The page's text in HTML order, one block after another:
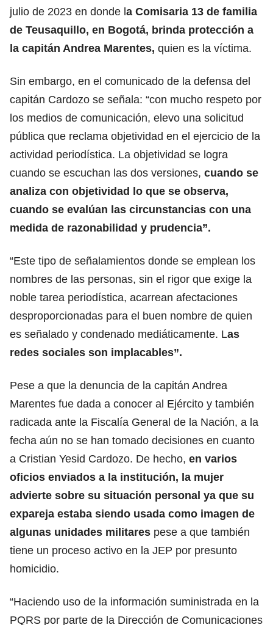
julio de 2023 en donde la Comisaria 13 de familia
de Teusaquillo, en Bogotá, brinda protección a
la capitán Andrea Marentes, quien es la víctima.
Sin embargo, en el comunicado de la defensa del
capitán Cardozo se señala: “con mucho respeto por
los medios de comunicación, elevo una solicitud
pública que reclama objetividad en el ejercicio de la
actividad periodística. La objetividad se logra
cuando se escuchan las dos versiones, cuando se
analiza con objetividad lo que se observa,
cuando se evalúan las circunstancias con una
medida de razonabilidad y prudencia”.
“Este tipo de señalamientos donde se emplean los
nombres de las personas, sin el rigor que exige la
noble tarea periodística, acarrean afectaciones
desproporcionadas para el buen nombre de quien
es señalado y condenado mediáticamente. Las
redes sociales son implacables”.
Pese a que la denuncia de la capitán Andrea
Marentes fue dada a conocer al Ejército y también
radicada ante la Fiscalía General de la Nación, a la
fecha aún no se han tomado decisiones en cuanto
a Cristian Yesid Cardozo. De hecho, en varios
oficios enviados a la institución, la mujer
advierte sobre su situación personal ya que su
expareja estaba siendo usada como imagen de
algunas unidades militares pese a que también
tiene un proceso activo en la JEP por presunto
homicidio.
“Haciendo uso de la información suministrada en la
PQRS por parte de la Dirección de Comunicaciones